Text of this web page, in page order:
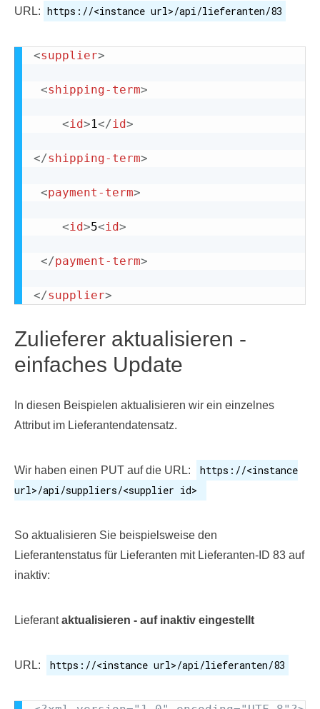
URL: https://<instance url>/api/lieferanten/83
<supplier>
<shipping-term>
<id>1</id>
</shipping-term>
<payment-term>
<id>5<id>
</payment-term>
</supplier>
Zulieferer aktualisieren -
einfaches Update
In diesen Beispielen aktualisieren wir ein einzelnes
Attribut im Lieferantendatensatz.
Wir haben einen PUT auf die URL:
https://<instance
url>/api/suppliers/<supplier id>
So aktualisieren Sie beispielsweise den
Lieferantenstatus für Lieferanten mit Lieferanten-ID 83 auf
inaktiv:
Lieferantaktualisieren - auf inaktiv eingestellt
URL: https://<instance url>/api/lieferanten/83